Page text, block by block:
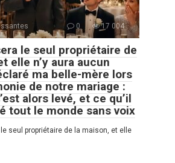
0 17 004
le seul propriétaire de
elle n’y aura aucun
ma belle-mère lors
de notre mariage :
alors levé, et ce qu’il
tout le monde sans voix
seul propriétaire de la maison, et elle